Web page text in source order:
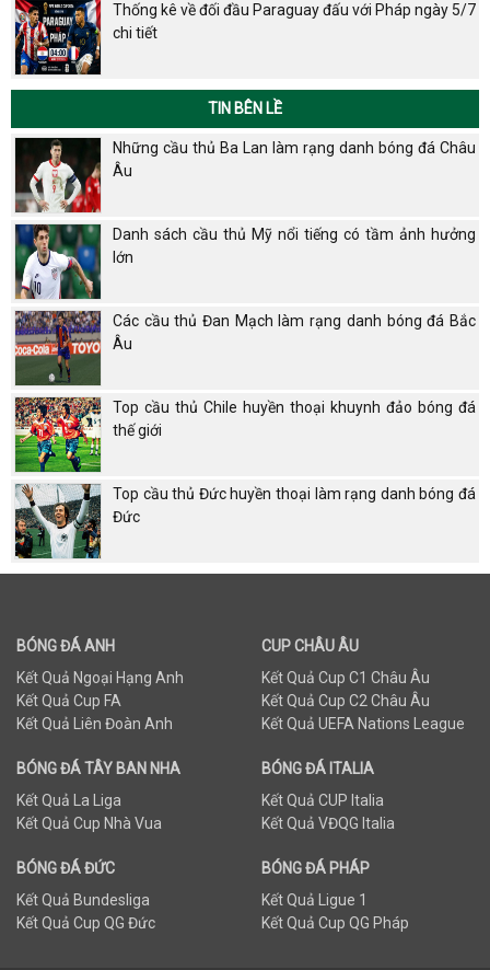
Thống kê về đối đầu Paraguay đấu với Pháp ngày 5/7
chi tiết
TIN BÊN LỀ
Những cầu thủ Ba Lan làm rạng danh bóng đá Châu
Âu
Danh sách cầu thủ Mỹ nổi tiếng có tầm ảnh hưởng
lớn
Các cầu thủ Đan Mạch làm rạng danh bóng đá Bắc
Âu
Top cầu thủ Chile huyền thoại khuynh đảo bóng đá
thế giới
Top cầu thủ Đức huyền thoại làm rạng danh bóng đá
Đức
BÓNG ĐÁ ANH
Kết Quả Ngoại Hạng Anh
Kết Quả Cup FA
Kết Quả Liên Đoàn Anh
BÓNG ĐÁ TÂY BAN NHA
Kết Quả La Liga
Kết Quả Cup Nhà Vua
CUP CHÂU ÂU
Kết Quả Cup C1 Châu Âu
Kết Quả Cup C2 Châu Âu
Kết Quả UEFA Nations League
BÓNG ĐÁ ITALIA
Kết Quả CUP Italia
Kết Quả VĐQG Italia
BÓNG ĐÁ ĐỨC
Kết Quả Bundesliga
Kết Quả Cup QG Đức
BÓNG ĐÁ PHÁP
Kết Quả Ligue 1
Kết Quả Cup QG Pháp